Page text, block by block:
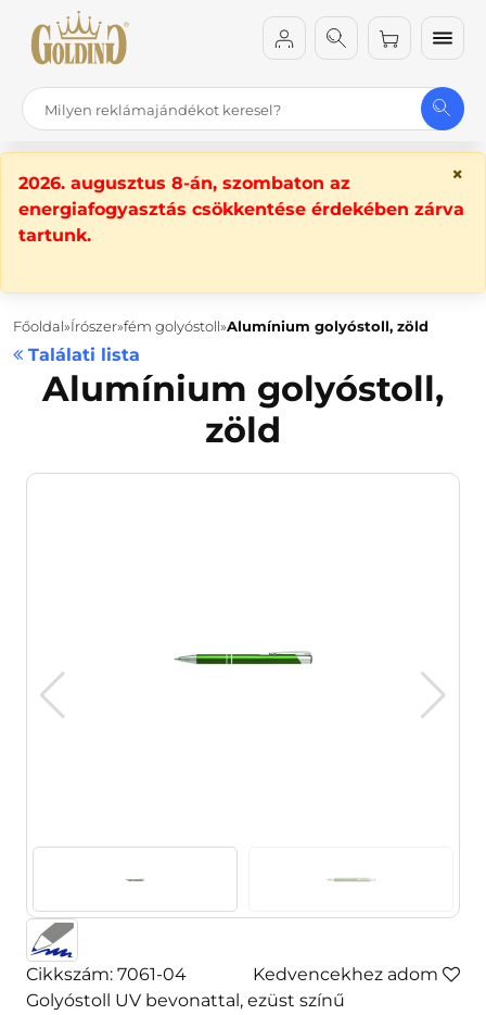
×
2026. augusztus 8-án, szombaton az
energiafogyasztás csökkentése érdekében zárva
tartunk.
Főoldal Írószer fém golyóstoll Alumínium golyóstoll, zöld
Találati lista
Alumínium golyóstoll,
zöld
Cikkszám: 7061-04
Kedvencekhez adom
Golyóstoll UV bevonattal, ezüst színű